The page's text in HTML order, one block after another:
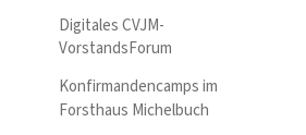
Digitales CVJM-
VorstandsForum
Konfirmandencamps im
Forsthaus Michelbuch